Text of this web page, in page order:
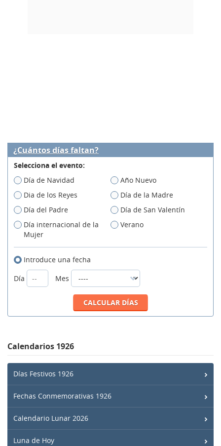
¿Cuántos días faltan?
Selecciona el evento:
Día de Navidad
Año Nuevo
Dia de los Reyes
Día de la Madre
Día del Padre
Día de San Valentín
Día internacional de la
Mujer
Verano
Introduce una fecha
Día
Mes
Calendarios 1926
Días Festivos 1926
Fechas Conmemorativas 1926
Calendario Lunar 2026
Luna de Hoy